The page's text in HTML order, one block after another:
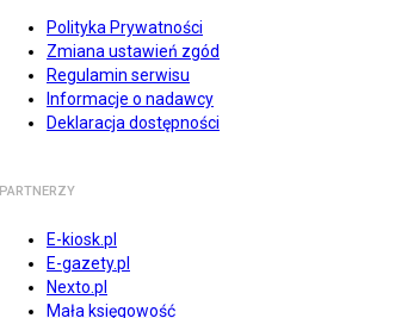
Polityka Prywatności
Zmiana ustawień zgód
Regulamin serwisu
Informacje o nadawcy
Deklaracja dostępności
PARTNERZY
E-kiosk.pl
E-gazety.pl
Nexto.pl
Mała księgowość